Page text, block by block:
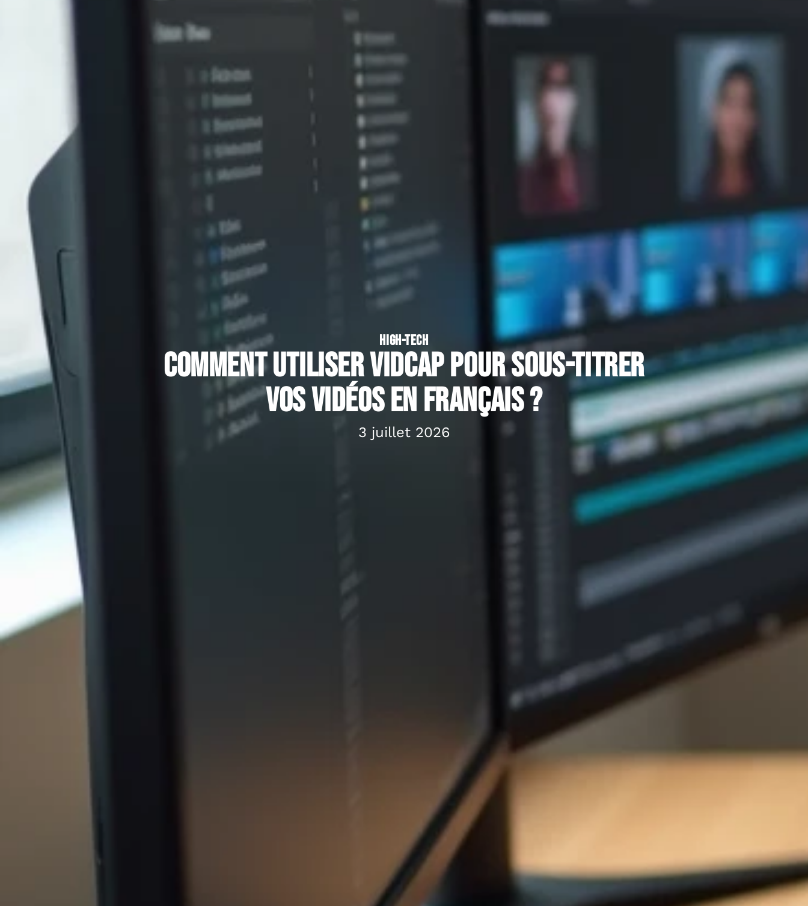
HIGH-TECH
Comment utiliser VidCap pour sous-titrer
vos vidéos en français ?
3 juillet 2026